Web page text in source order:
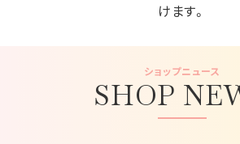
けます。
SHOP
ショップニュース